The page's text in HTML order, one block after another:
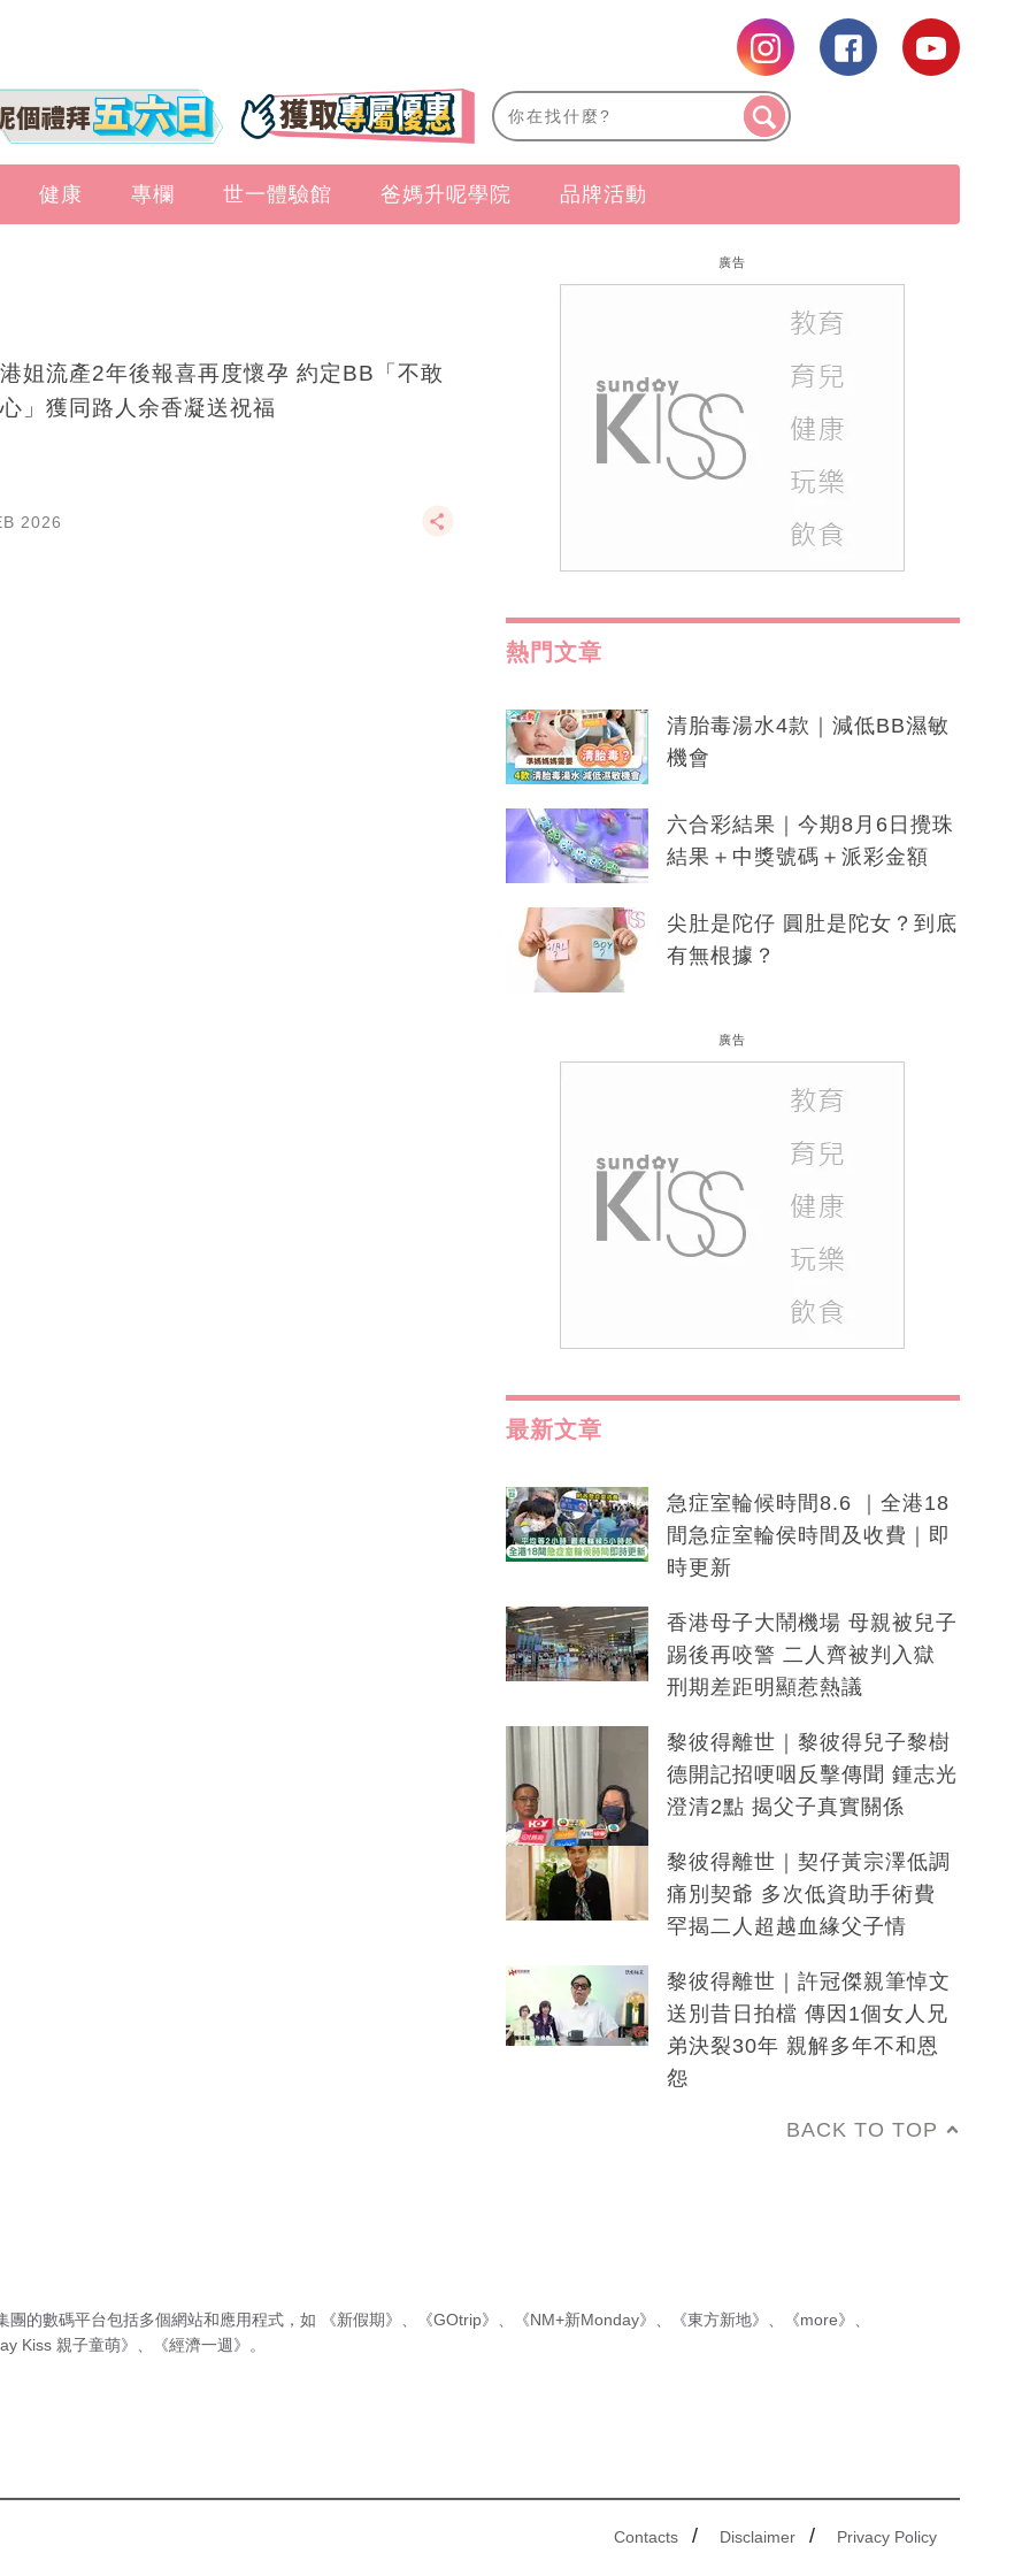
健康 專欄 世一體驗館 爸媽升呢學院 品牌活動
姐流產2年後報喜再度懷孕 約定BB「不敢
」獲同路人余香凝送祝福
2026
廣告
熱門文章
清胎毒湯水4款｜減低BB濕敏
機會
六合彩結果｜今期8月6日攪珠
結果＋中獎號碼＋派彩金額
尖肚是陀仔 圓肚是陀女？到底
有無根據？
廣告
最新文章
急症室輪候時間8.6 ｜全港18
間急症室輪侯時間及收費｜即
時更新
香港母子大鬧機場 母親被兒子
踢後再咬警 二人齊被判入獄
刑期差距明顯惹熱議
黎彼得離世｜黎彼得兒子黎樹
德開記招哽咽反擊傳聞 鍾志光
澄清2點 揭父子真實關係
黎彼得離世｜契仔黃宗澤低調
痛別契爺 多次低資助手術費
罕揭二人超越血緣父子情
黎彼得離世｜許冠傑親筆悼文
送別昔日拍檔 傳因1個女人兄
弟決裂30年 親解多年不和恩
怨
BACK TO TOP
團的數碼平台包括多個網站和應用程式，如 《新假期》 《GOtrip》 《NM+新Monday》 《東方新地》 《more》
Kiss 親子童萌》
《經濟一週》 。
Contacts / Disclaimer / Privacy Policy